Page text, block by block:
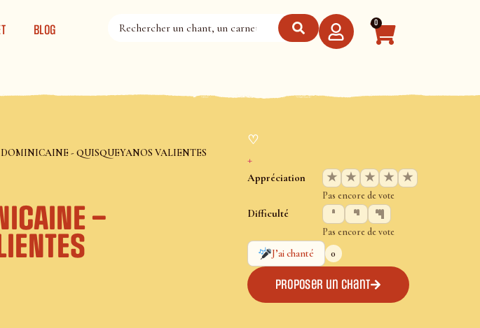
BLOG 0
- QUISQUEYANOS VALIENTES
–
♡
+
Appréciation ★ ★ ★ ★ ★
Pas encore de vote
Difficulté
Pas encore de vote
J’ai chanté
0
Proposer un chant